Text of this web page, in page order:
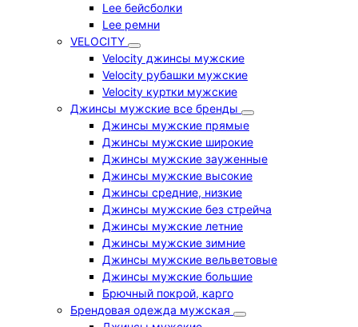
Lee бейсболки
Lee ремни
VELOCITY
Velocity джинсы мужские
Velocity рубашки мужские
Velocity куртки мужские
Джинсы мужские все бренды
Джинсы мужские прямые
Джинсы мужские широкие
Джинсы мужские зауженные
Джинсы мужские высокие
Джинсы средние, низкие
Джинсы мужские без стрейча
Джинсы мужские летние
Джинсы мужские зимние
Джинсы мужские вельветовые
Джинсы мужские большие
Брючный покрой, карго
Брендовая одежда мужская